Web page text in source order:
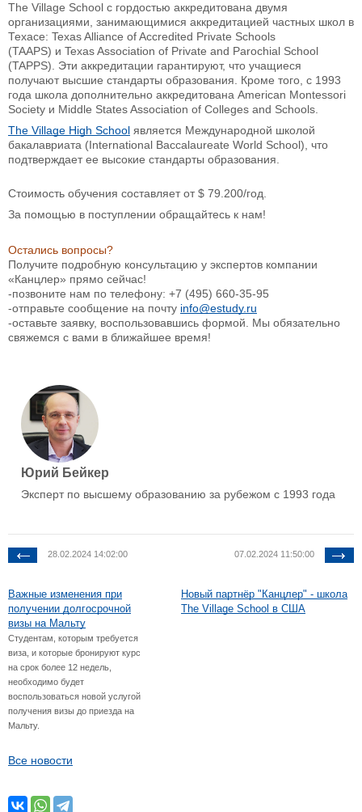
The Village School с гордостью аккредитована двумя
организациями, занимающимися аккредитацией частных школ в
Техасе: Texas Alliance of Accredited Private Schools
(TAAPS) и Texas Association of Private and Parochial School
(TAPPS). Эти аккредитации гарантируют, что учащиеся
получают высшие стандарты образования. Кроме того, с 1993
года школа дополнительно аккредитована American Montessori
Society и Middle States Association of Colleges and Schools.
The Village High School является Международной школой
бакалавриата (International Baccalaureate World School), что
подтверждает ее высокие стандарты образования.
Стоимость обучения составляет от$ 79.200/год.
За помощью в поступлении обращайтесь к нам!
Остались вопросы?
Получите подробную консультацию у экспертов компании
«Канцлер» прямо сейчас!
-позвоните нам по телефону: +7 (495) 660-35-95
-отправьте сообщение на почту info@estudy.ru
-оставьте заявку, воспользовавшись формой. Мы обязательно
свяжемся с вами в ближайшее время!
Юрий Бейкер
Эксперт по высшему образованию за рубежом с 1993 года
28.02.2024 14:02:00
Важные изменения при
получении долгосрочной
визы на Мальту
Студентам, которым требуется
виза, и которые бронируют курс
на срок более 12 недель,
необходимо будет
воспользоваться новой услугой
получения визы до приезда на
Мальту.
07.02.2024 11:50:00
Новый партнёр "Канцлер" - школа
The Village School в США
Все новости